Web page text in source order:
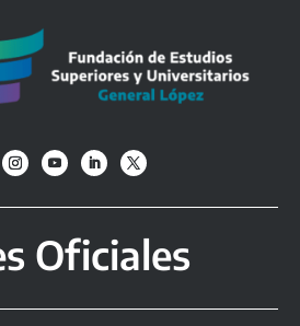
Oficiales